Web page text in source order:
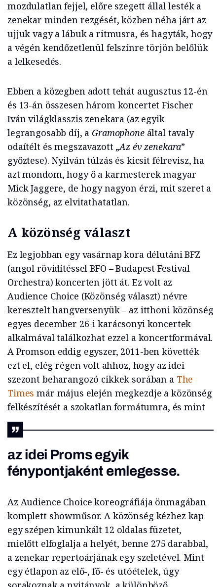
mozdulatlan fejjel, előre szegett állal lesték a
zenekar minden rezgését, közben néha járt az
ujjuk vagy a lábuk a ritmusra, és hagyták, hogy
a végén kendőzetlenül felszínre törjön belőlük
a lelkesedés.
Ebben a közegben adott tehát augusztus 12-én
és 13-án összesen három koncertet Fischer
Iván világklasszis zenekara (az egyik
legrangosabb díj, a Gramophone által tavaly
odaítélt és megszavazott „Az év zenekara”
győztese). Nyilván túlzás és kicsit félrevisz, ha
azt mondom, hogy ő a karmesterek magyar
Mick Jaggere, de hogy nagyon érzi, mit szeret a
közönség, az elvitathatatlan.
A közönség választ
Ez legjobban egy vasárnap kora délutáni BFZ
(angol rövidítéssel BFO – Budapest Festival
Orchestra) koncerten jött át. Ez volt az
Audience Choice (Közönség választ) névre
keresztelt hangversenyük – az itthoni közönség
egyes december 26-i karácsonyi koncertek
alkalmával találkozhat ezzel a koncertformával.
A Promson eddig egyszer, 2011-ben követték
ezt el, elég régen volt ahhoz, hogy az idei
szezont beharangozó cikkek sorában a The
Times már május elején megkezdje a közönség
felkészítését a szokatlan formátumra, és mint
az idei Proms egyik
fénypontjaként emlegesse.
Az Audience Choice koreográfiája önmagában
komplett showműsor. A közönség kézhez kap
egy szépen kimunkált 12 oldalas füzetet,
mielőtt elfoglalja a helyét, benne 275 darabbal,
a zenekar repertoárjának egy szeletével. Mint
egy étlapon az elő-, fő- és utóételek, úgy